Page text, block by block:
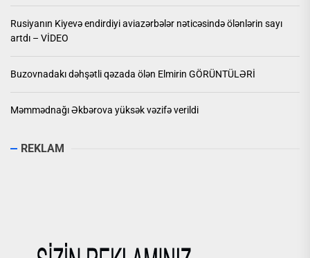
Rusiyanın Kiyevə endirdiyi aviazərbələr nəticəsində ölənlərin sayı
artdı – VİDEO
Buzovnadakı dəhşətli qəzada ölən Elmirin GÖRÜNTÜLƏRİ
Məmmədnağı Əkbərova yüksək vəzifə verildi
REKLAM